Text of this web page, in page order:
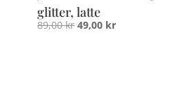
glitter, latte
89,00kr Opprinnelig
49,00 krNåværende